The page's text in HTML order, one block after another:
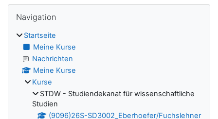
Blöcke
Navigation
Startseite
Meine Kurse
Nachrichten
Meine Kurse
Kurse
STDW - Studiendekanat für wissenschaftliche
Studien
(9096)26S-SD3002_Eberhoefer/Fuchslehner